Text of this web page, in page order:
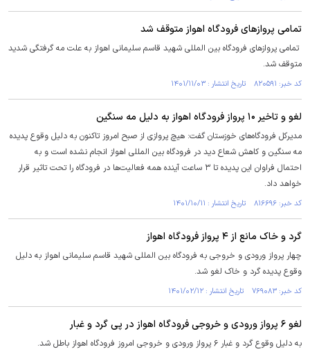
تمامی پرواز‌های فرودگاه اهواز متوقف شد
تمامی پرواز‌های فرودگاه بین المللی شهید قاسم سلیمانی اهواز به علت مه گرفتگی شدید
متوقف شد.
کد خبر: ۸۲۰۵۹۱ تاریخ انتشار : ۱۴۰۱/۱۱/۰۳
لغو و تاخیر ۱۰ پرواز فرودگاه اهواز به دلیل مه سنگین
مدیرکل فرودگاه‌های خوزستان گفت: هیچ پروازی از صبح امروز تاکنون به دلیل وقوع پدیده
مه سنگین و کاهش شعاع دید در فرودگاه بین المللی اهواز انجام نشده است و به
احتمال فراوان این پدیده تا ۳ ساعت آینده همه فعالیت‌ها در فرودگاه را تحت تاثیر قرار
خواهد داد.
کد خبر: ۸۱۶۶۹۶ تاریخ انتشار : ۱۴۰۱/۱۰/۱۱
گرد و خاک مانع از ۴ پرواز فرودگاه اهواز
چهار پرواز ورودی و خروجی به فرودگاه بین المللی شهید قاسم سلیمانی اهواز به دلیل
وقوع پدیده گرد و خاک لغو شد.
کد خبر: ۷۶۹۰۸۳ تاریخ انتشار : ۱۴۰۱/۰۲/۱۲
لغو ۶ پرواز ورودی و خروجی فرودگاه اهواز در پی گرد و غبار
به دلیل وقوع گرد و غبار ۶ پرواز ورودی و خروجی امروز فرودگاه اهواز باطل شد.